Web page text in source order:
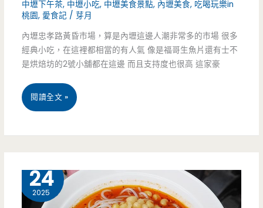
化
蛋
糕-499
元
到
飽，
中壢下午茶, 中壢小吃, 中壢美食景點, 內壢美食, 吃喝玩樂in
桃園, 愛食記 /芽月
內壢忠孝路黃昏市場，算是內壢這邊人潮非常多的市場 很多
經典小吃，在這裡都相當的有人氣 像是福哥生魚片還有士不
是烘焙坊的2號小舖都在這邊 而且支持度也很高 這家豪
桃
美
閱讀全文 »
24
2025